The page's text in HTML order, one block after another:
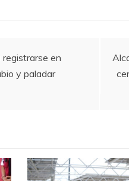
en
y paladar